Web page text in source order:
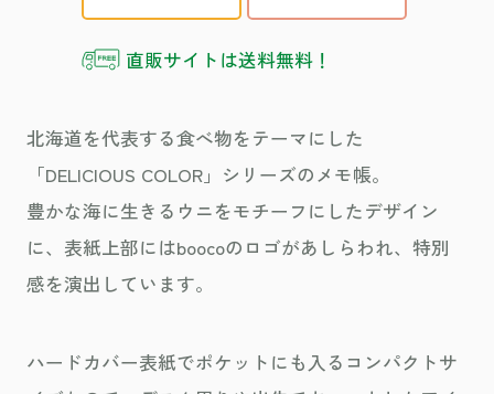
直販サイトは送料無料！
北海道を代表する食べ物をテーマにした
「DELICIOUS COLOR」シリーズのメモ帳。
豊かな海に生きるウニをモチーフにしたデザイン
に、表紙上部にはboocoのロゴがあしらわれ、特別
感を演出しています。
ハードカバー表紙でポケットにも入るコンパクトサ